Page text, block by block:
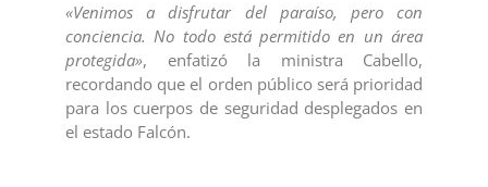
«Venimos a disfrutar del paraíso, pero con
conciencia. No todo está permitido en un área
protegida», enfatizó la ministra Cabello,
recordando que el orden público será prioridad
para los cuerpos de seguridad desplegados en
el estado Falcón.